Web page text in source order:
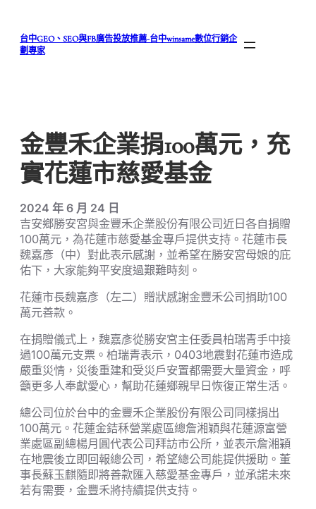
台中GEO、SEO與FB廣告投放推薦-台中winsame數位行銷企
劃專家
金豐禾企業捐100萬元，充
實花蓮市慈愛基金
2024 年 6 月 24 日
吉安鄉勝安宮與金豐禾企業股份有限公司近日各自捐贈
100萬元，為花蓮市慈愛基金專戶提供支持。花蓮市長
魏嘉彥（中）對此表示感謝，並希望在勝安宮母娘的庇
佑下，大家能夠平安度過艱難時刻。
花蓮市長魏嘉彥（左二）贈狀感謝金豐禾公司捐助100
萬元善款。
在捐贈儀式上，魏嘉彥從勝安宮主任委員柏瑞青手中接
過100萬元支票。柏瑞青表示，0403地震對花蓮市造成
嚴重災情，災後重建和受災戶安置都需要大量資金，呼
籲更多人奉獻愛心，幫助花蓮鄉親早日恢復正常生活。
總公司位於台中的金豐禾企業股份有限公司同樣捐出
100萬元。花蓮金銡秝營業處區總詹湘穎與花蓮源富營
業處區副總楊月圓代表公司拜訪市公所，並表示詹湘穎
在地震後立即回報總公司，希望總公司能提供援助。董
事長蘇玉麒隨即將善款匯入慈愛基金專戶，並承諾未來
若有需要，金豐禾將持續提供支持。